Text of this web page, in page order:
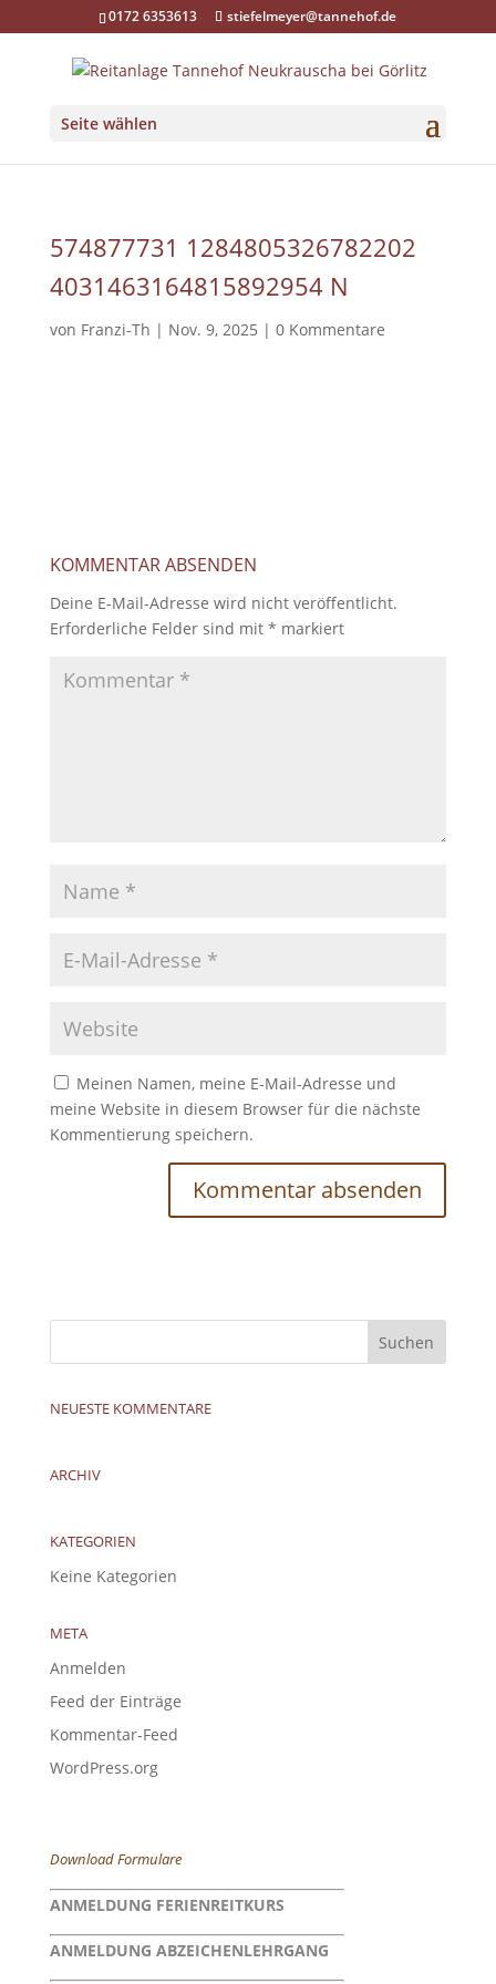
0172 6353613 stiefelmeyer@tannehof.de
Seite wählen
574877731 1284805326782202
4031463164815892954 N
von Franzi-Th | Nov. 9, 2025 | 0 Kommentare
KOMMENTAR ABSENDEN
Deine E-Mail-Adresse wird nicht veröffentlicht.
Erforderliche Felder sind mit * markiert
Meinen Namen, meine E-Mail-Adresse und
meine Website in diesem Browser für die nächste
Kommentierung speichern.
NEUESTE KOMMENTARE
ARCHIV
KATEGORIEN
Keine Kategorien
META
Anmelden
Feed der Einträge
Kommentar-Feed
WordPress.org
Download Formulare
ANMELDUNG FERIENREITKURS
ANMELDUNG ABZEICHENLEHRGANG